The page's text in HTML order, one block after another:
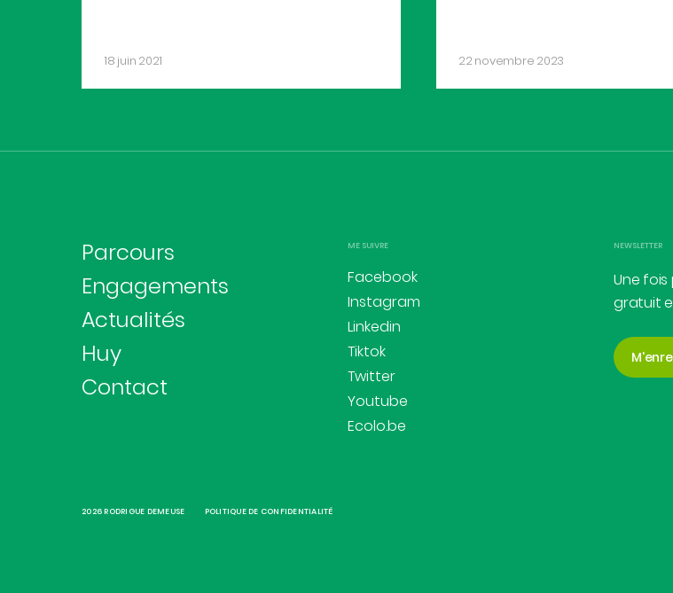
18 juin 2021 22 novembre 2023
Parcours
Engagements
Actualités
Huy
Contact
ME SUIVRE
Facebook
Instagram
Linkedin
Tiktok
Twitter
Youtube
Ecolo.be
NEWSLETTER
Une
gratuit
2026 RODRIGUE DEMEUSE POLITIQUE DE CONFIDENTIALITÉ